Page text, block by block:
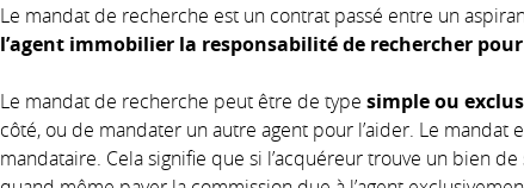
Le mandat de recherche est un contrat passé entre un
l’agent immobilier la responsabilité de rechercher
Le mandat de recherche peut être de type simple ou
côté, ou de mandater un autre agent pour l’aider. Le mandat
mandataire. Cela signifie que si l’acquéreur trouve un bien